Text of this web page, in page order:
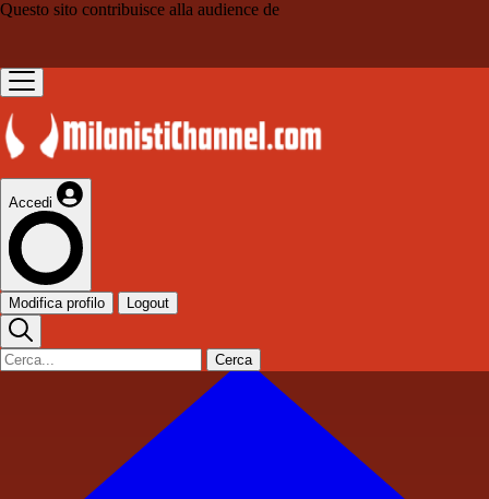
Questo sito contribuisce alla audience de
Accedi
Modifica profilo Logout
Cerca